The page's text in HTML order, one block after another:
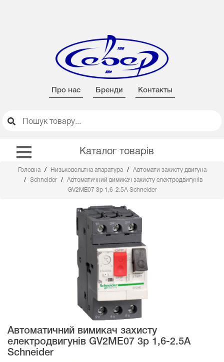
Про нас Бренди Контакты
Каталог товарів
Головна Низьковольтна апаратура
Автомати захисту двигуна
Schneider
Автоматичний вимикач захисту електродвигунів
GV2ME07 3р 1,6-2.5А Schneider
Автоматичний вимикач захисту
електродвигунів GV2ME07 3р 1,6-2.5А
Schneider